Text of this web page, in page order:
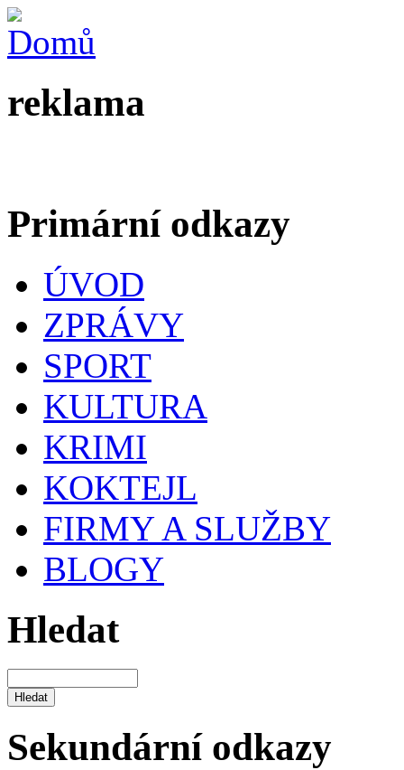
reklama
Primární odkazy
ÚVOD
ZPRÁVY
SPORT
KULTURA
KRIMI
KOKTEJL
FIRMY A SLUŽBY
BLOGY
Hledat
Sekundární odkazy